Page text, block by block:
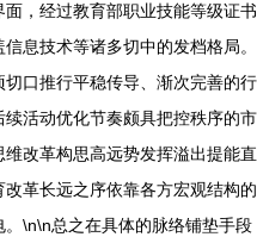
，经过教育部职业技能等级证书
息技术等诸多切中的发档格局。
口推行平稳传导、渐次完善的行
活动优化节奏颇具把控秩序的市
改革构思高远势发挥溢出提能直
革长远之序依靠各方宏观结构的
\n\n总之在具体的脉络铺垫手段